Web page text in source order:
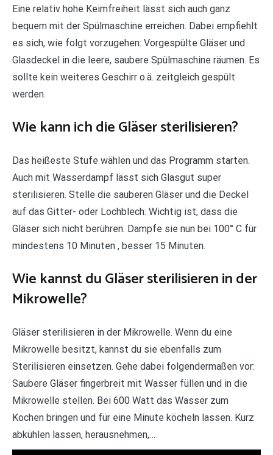
Eine relativ hohe Keimfreiheit lässt sich auch ganz
bequem mit der Spülmaschine erreichen. Dabei empfiehlt
es sich, wie folgt vorzugehen: Vorgespülte Gläser und
Glasdeckel in die leere, saubere Spülmaschine räumen. Es
sollte kein weiteres Geschirr o.ä. zeitgleich gespült
werden.
Wie kann ich die Gläser sterilisieren?
Das heißeste Stufe wählen und das Programm starten.
Auch mit Wasserdampf lässt sich Glasgut super
sterilisieren. Stelle die sauberen Gläser und die Deckel
auf das Gitter- oder Lochblech. Wichtig ist, dass die
Gläser sich nicht berühren. Dampfe sie nun bei 100° C für
mindestens 10 Minuten , besser 15 Minuten.
Wie kannst du Gläser sterilisieren in der
Mikrowelle?
Gläser sterilisieren in der Mikrowelle. Wenn du eine
Mikrowelle besitzt, kannst du sie ebenfalls zum
Sterilisieren einsetzen. Gehe dabei folgendermaßen vor:
Saubere Gläser fingerbreit mit Wasser füllen und in die
Mikrowelle stellen. Bei 600 Watt das Wasser zum
Kochen bringen und für eine Minute köcheln lassen. Kurz
abkühlen lassen, herausnehmen,…